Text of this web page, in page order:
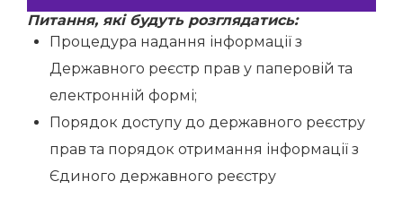
Питання, які будуть розглядатись:
Процедура надання інформації з
Державного реєстр прав у паперовій та
електронній формі;
Порядок доступу до державного реєстру
прав та порядок отримання інформації з
Єдиного державного реєстру